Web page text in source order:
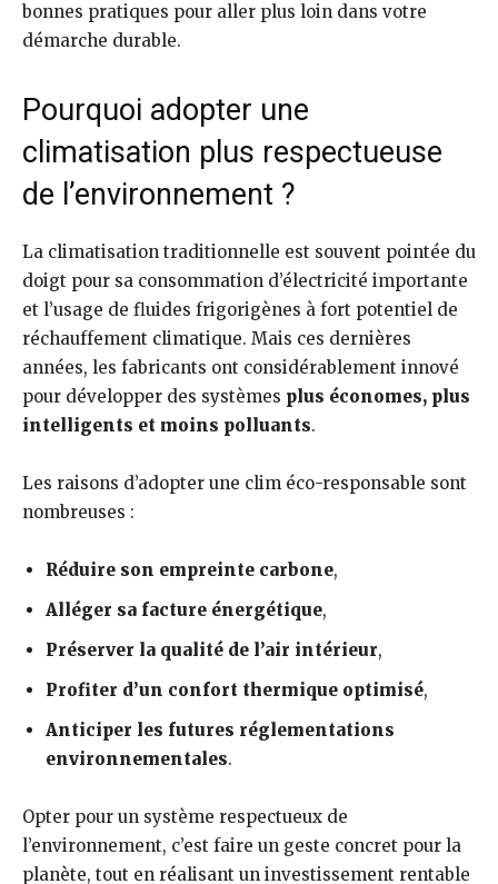
bonnes pratiques pour aller plus loin dans votre
démarche durable.
Pourquoi adopter une
climatisation plus respectueuse
de l’environnement ?
La climatisation traditionnelle est souvent pointée du
doigt pour sa consommation d’électricité importante
et l’usage de fluides frigorigènes à fort potentiel de
réchauffement climatique. Mais ces dernières
années, les fabricants ont considérablement innové
pour développer des systèmes plus économes, plus
intelligents et moins polluants.
Les raisons d’adopter une clim éco-responsable sont
nombreuses :
Réduire son empreinte carbone,
Alléger sa facture énergétique,
Préserver la qualité de l’air intérieur,
Profiter d’un confort thermique optimisé,
Anticiper les futures réglementations
environnementales.
Opter pour un système respectueux de
l’environnement, c’est faire un geste concret pour la
planète, tout en réalisant un investissement rentable